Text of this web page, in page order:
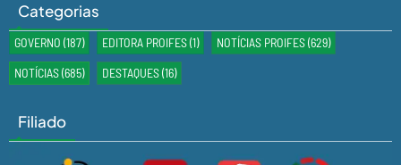
Categorias
GOVERNO (187) EDITORA PROIFES(1) NOTÍCIAS PROIFES(629)
NOTÍCIAS(685) DESTAQUES(16)
Filiado